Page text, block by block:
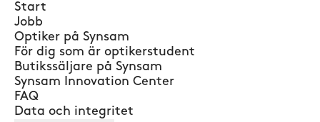
Start
Jobb
Optiker på Synsam
För dig som är optikerstudent
Butikssäljare på Synsam
Synsam Innovation Center
FAQ
Data och integritet